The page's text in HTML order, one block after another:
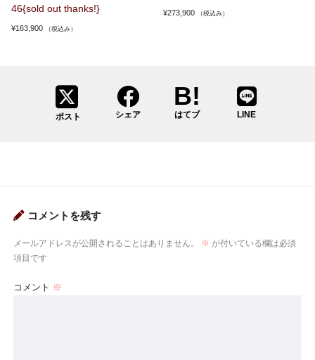
46{sold out thanks!}
¥163,900 （税込み）
¥273,900 （税込み）
ポスト シェア はてブ LINE
コメントを残す
メールアドレスが公開されることはありません。 ※ が付いている欄は必須
項目です
コメント ※